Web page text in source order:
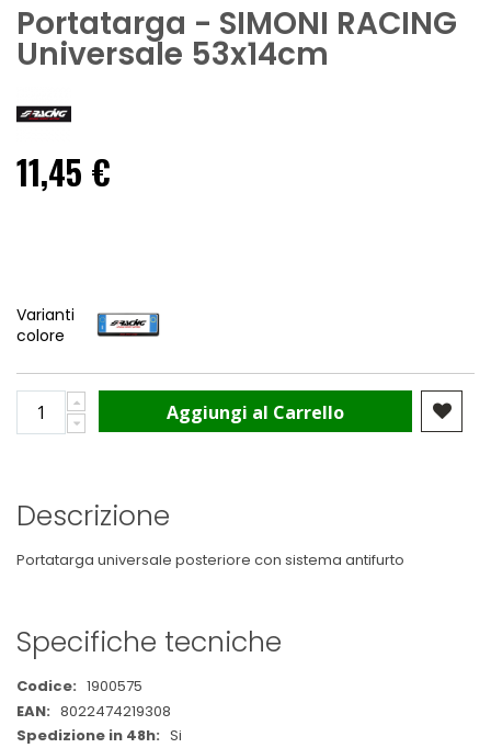
Portatarga - SIMONI RACING
Universale 53x14cm
11,45 €
Varianti
colore
Aggiungi al Carrello
Descrizione
Portatarga universale posteriore con sistema antifurto
Specifiche tecniche
Maggiori
Informazioni
1900575
8022474219308
Si